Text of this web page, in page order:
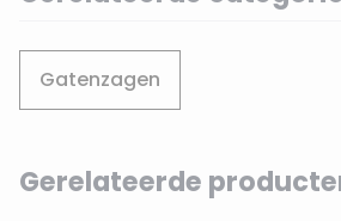
Gatenzagen
Navigating through the elements
Press to skip carousel
Gerelateerde